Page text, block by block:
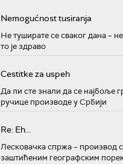
Nemogućnost tusiranja
Не туширате се сваког дана –
то је здраво
Cestitke za uspeh
Да ли сте знали да се најбоље
ручице производе у Србији
Re: Eh...
Лесковачка спржа – производ
заштићеним географским